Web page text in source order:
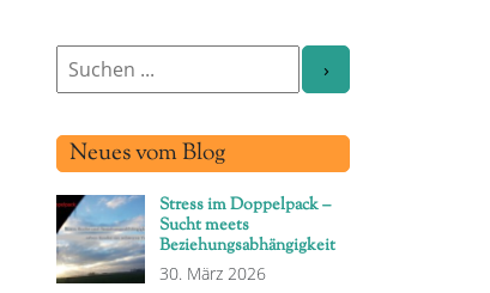
Neues vom Blog
Stress im Doppelpack –
Sucht meets
Beziehungsabhängigkeit
30. März 2026